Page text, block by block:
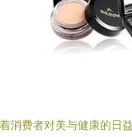
消费者对美与健康的日